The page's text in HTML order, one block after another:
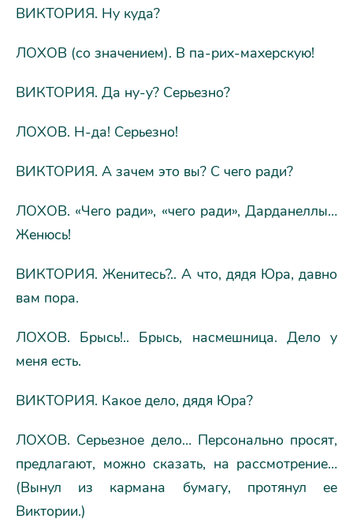
ВИКТОРИЯ. Ну куда?
ЛОХОВ (со значением). В па-рих-махерскую!
ВИКТОРИЯ. Да ну-у? Серьезно?
ЛОХОВ. Н-да! Серьезно!
ВИКТОРИЯ. А зачем это вы? С чего ради?
ЛОХОВ. «Чего ради», «чего ради», Дарданеллы…
Женюсь!
ВИКТОРИЯ. Женитесь?.. А что, дядя Юра, давно
вам пора.
ЛОХОВ. Брысь!.. Брысь, насмешница. Дело у
меня есть.
ВИКТОРИЯ. Какое дело, дядя Юра?
ЛОХОВ. Серьезное дело… Персонально просят,
предлагают, можно сказать, на рассмотрение…
(Вынул из кармана бумагу, протянул ее
Виктории.)